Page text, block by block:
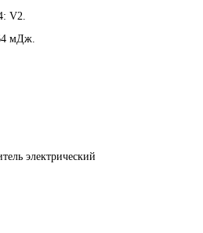
V2.
мДж.
электрический